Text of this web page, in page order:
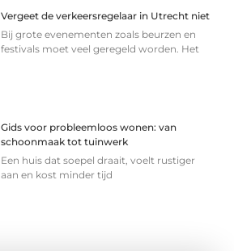
Vergeet de verkeersregelaar in Utrecht niet
Bij grote evenementen zoals beurzen en
festivals moet veel geregeld worden. Het
Gids voor probleemloos wonen: van
schoonmaak tot tuinwerk
Een huis dat soepel draait, voelt rustiger
aan en kost minder tijd